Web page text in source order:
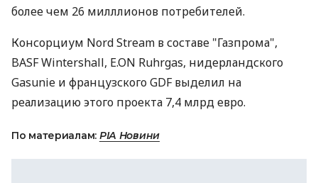
более чем 26 милллионов потребителей.
Консорциум Nord Stream в составе "Газпрома",
BASF Wintershall, E.ON Ruhrgas, нидерландского
Gasunie и французского GDF выделил на
реализацию этого проекта 7,4 млрд евро.
По материалам: РІА Новини